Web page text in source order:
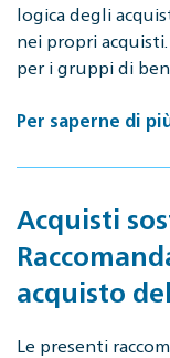
logica degli
nei propri
per i gruppi di
Per saperne di
Acquisti
acquisto
Le presenti